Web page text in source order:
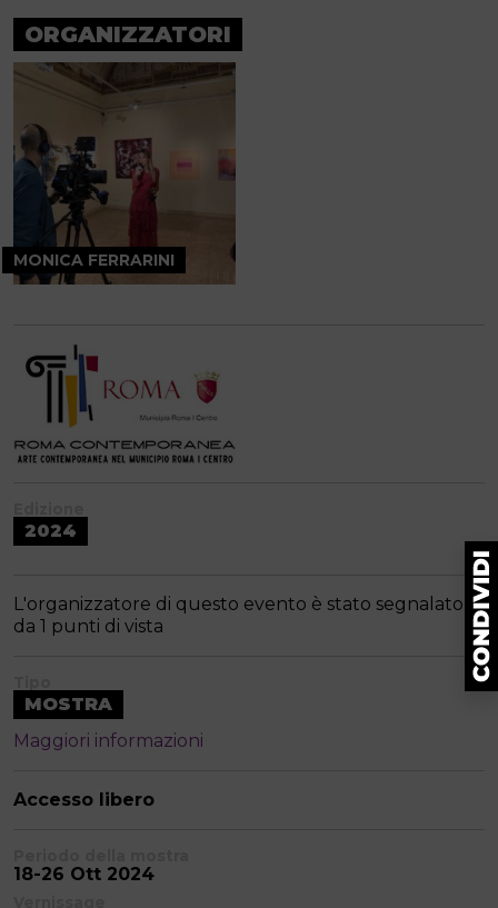
ORGANIZZATORI
MONICA FERRARINI
2024
L'organizzatore di questo evento è stato segnalato
da 1 punti di vista
MOSTRA
Maggiori informazioni
Accesso libero
18-26 Ott 2024